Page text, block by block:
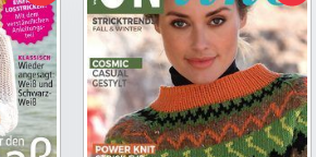
variants.
The
options
may
be